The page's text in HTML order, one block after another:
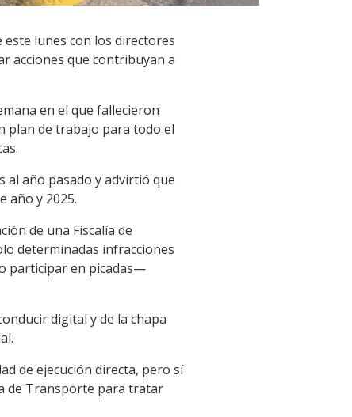
este lunes con los directores
acciones que contribuyan a
en el que fallecieron
plan de trabajo para todo el
al año pasado y advirtió que
año y 2025.
de una Fiscalía de
determinadas infracciones
participar en picadas—
digital y de la chapa
de ejecución directa, pero sí
de Transporte para tratar